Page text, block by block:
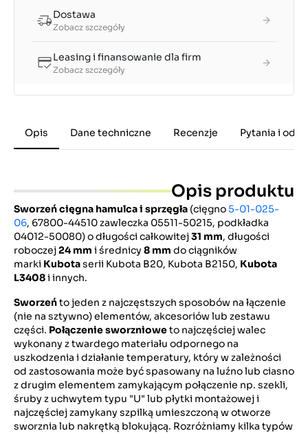
Dostawa
Zobacz szczegóły
Leasing i finansowanie dla firm
Zobacz szczegóły
Opis Dane techniczne Recenzje Pytania i
Opis produktu
Sworzeń cięgna hamulca i sprzęgła (cięgno5-01-025-
06, 67800-44510 zawleczka 05511-50215, podkładka
04012-50080) o długości całkowitej31 mm, długości
roboczej24 mm i średnicy 8 mm do ciągników
marki Kubotaserii Kubota B20, Kubota B2150, Kubota
L3408i innych.
Sworzeńto jeden z najczęstszych sposobów na łączenie
(nie na sztywno) elementów, akcesoriów lub zestawu
części. Połączenie sworznioweto najczęściej walec
wykonany z twardego materiału odpornego na
uszkodzenia i działanie temperatury, który w zależności
od zastosowania może być spasowany na luźno lub ciasno
z drugim elementem zamykającym połączenie np. szekli,
śruby z uchwytem typu "U" lub płytki montażowej i
najczęściej zamykany szpilką umieszczoną w otworze
sworznia lub nakrętką blokującą. Rozróżniamy kilka typów